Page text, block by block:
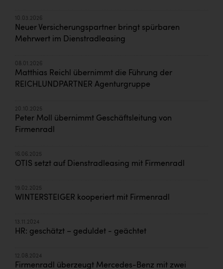
10.03.2026
Neuer Versicherungspartner bringt spürbaren
Mehrwert im Dienstradleasing
08.01.2026
Matthias Reichl übernimmt die Führung der
REICHLUNDPARTNER Agenturgruppe
20.10.2025
Peter Moll übernimmt Geschäftsleitung von
Firmenradl
16.06.2025
OTIS setzt auf Dienstradleasing mit Firmenradl
19.02.2025
WINTERSTEIGER kooperiert mit Firmenradl
13.11.2024
HR: geschätzt – geduldet - geächtet
12.08.2024
Firmenradl überzeugt Mercedes-Benz mit zwei